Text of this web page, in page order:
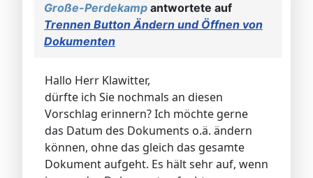
Große-Perdekamp antwortete auf
Trennen Button Ändern und Öffnen von
Dokumenten
Hallo Herr Klawitter,
dürfte ich Sie nochmals an diesen
Vorschlag erinnern? Ich möchte gerne
das Datum des Dokuments o.ä. ändern
können, ohne das gleich das gesamte
Dokument aufgeht. Es hält sehr auf, wenn